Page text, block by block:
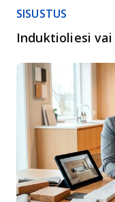
SISUSTUS
Induktioliesi